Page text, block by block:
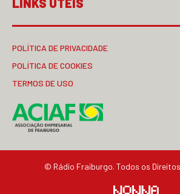
LINKS ÚTEIS
POLÍTICA DE PRIVACIDADE
POLÍTICA DE COOKIES
TERMOS DE USO
© Rádio Fraiburgo. Todos os